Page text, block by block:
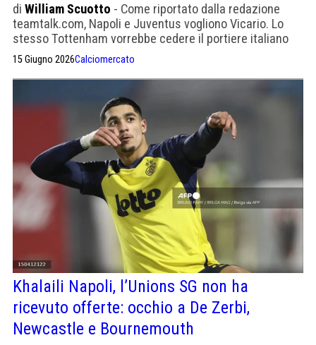
di William Scuotto - Come riportato dalla redazione
teamtalk.com, Napoli e Juventus vogliono Vicario. Lo
stesso Tottenham vorrebbe cedere il portiere italiano
15 Giugno 2026Calciomercato
Khalaili Napoli, l’Unions SG non ha
ricevuto offerte: occhio a De Zerbi,
Newcastle e Bournemouth